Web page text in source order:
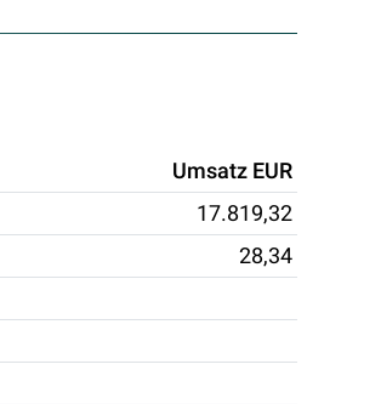
Umsatz EUR
17.819,32
28,34